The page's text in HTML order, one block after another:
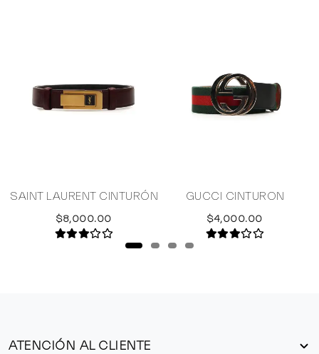
SAINT LAURENT CINTURÓN
$8,000.00
GUCCI CINTURON
$4,000.00
ATENCIÓN AL CLIENTE